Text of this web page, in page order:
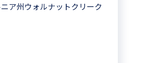
ア州ウォルナットクリーク